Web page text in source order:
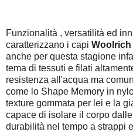
Funzionalità , versatilità ed
caratterizzano i capi Woolrich
anche per questa stagione
tema di tessuti e filati
resistenza all'acqua ma
come lo Shape Memory in
texture gommata per lei e la
capace di isolare il corpo
durabilità nel tempo a strappi